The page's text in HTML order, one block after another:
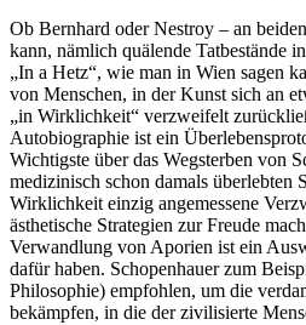
Ob Bernhard oder Nestroy – an
kann, nämlich quälende Tatbestände
„In a Hetz“, wie man in Wien sagen
von Menschen, in der Kunst sich an
„in Wirklichkeit“ verzweifelt
Autobiographie ist ein
Wichtigste über das Wegsterben von
medizinisch schon damals überlebten
Wirklichkeit einzig angemessene
ästhetische Strategien zur Freude
Verwandlung von Aporien ist ein
dafür haben. Schopenhauer zum
Philosophie) empfohlen, um die
bekämpfen, in die der zivilisierte